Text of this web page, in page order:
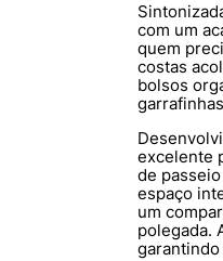
com um
quem
costas
bolsos
excelente
de
espaço
um
polegada.